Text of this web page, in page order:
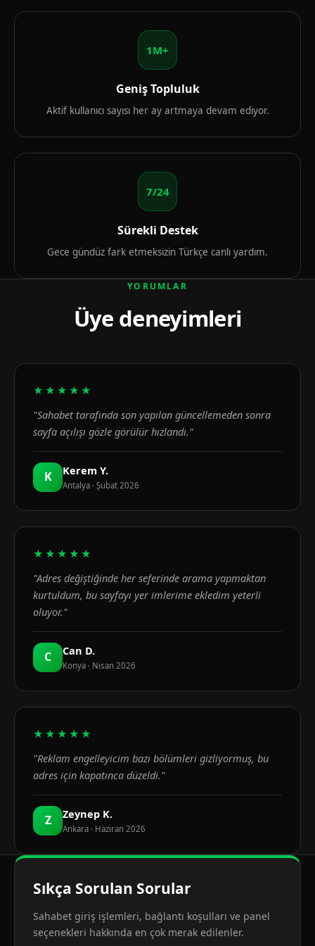
1M+
Geniş Topluluk
Aktif kullanıcı sayısı her ay artmaya devam ediyor.
7/24
Sürekli Destek
Gece gündüz fark etmeksizin Türkçe canlı yardım.
YORUMLAR
Üye deneyimleri
★★★★★
"Sahabet tarafında son yapılan güncellemeden sonra
sayfa açılışı gözle görülür hızlandı."
K Kerem Y.
Antalya · Şubat 2026
★★★★★
"Adres değiştiğinde her seferinde arama yapmaktan
kurtuldum, bu sayfayı yer imlerime ekledim yeterli
oluyor."
C Can D.
Konya · Nisan 2026
★★★★★
"Reklam engelleyicim bazı bölümleri gizliyormuş, bu
adres için kapatınca düzeldi."
Z Zeynep K.
Ankara · Haziran 2026
Sıkça Sorulan Sorular
Sahabet giriş işlemleri, bağlantı koşulları ve panel
seçenekleri hakkında en çok merak edilenler.